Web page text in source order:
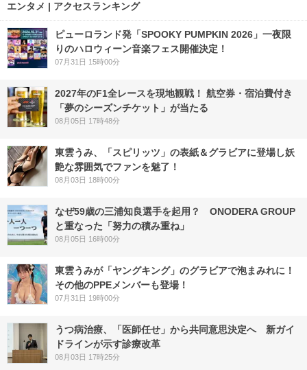
エンタメ | アクセスランキング
ピューロランド発「SPOOKY PUMPKIN 2026」一夜限
りのハロウィーン音楽フェス開催決定！
07月31日 15時00分
2027年のF1全レースを現地観戦！ 航空券・宿泊費付き
「夢のシーズンチケット」が当たる
08月05日 17時48分
東雲うみ、「スピリッツ」の表紙＆グラビアに登場し妖
艶な雰囲気でファンを魅了！
08月03日 18時00分
なぜ59歳の三浦知良選手を起用？ ONODERA GROUP
と重なった「努力の積み重ね」
08月05日 16時00分
東雲うみが「ヤングキング」のグラビアで泡まみれに！
その他のPPEメンバーも登場！
07月31日 19時00分
うつ病治療、「医師任せ」から共同意思決定へ 新ガイ
ドラインが示す診療改革
08月03日 17時25分